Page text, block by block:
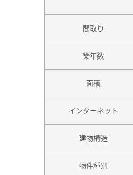
間取り
築年数
面積
インターネット
建物構造
物件種別